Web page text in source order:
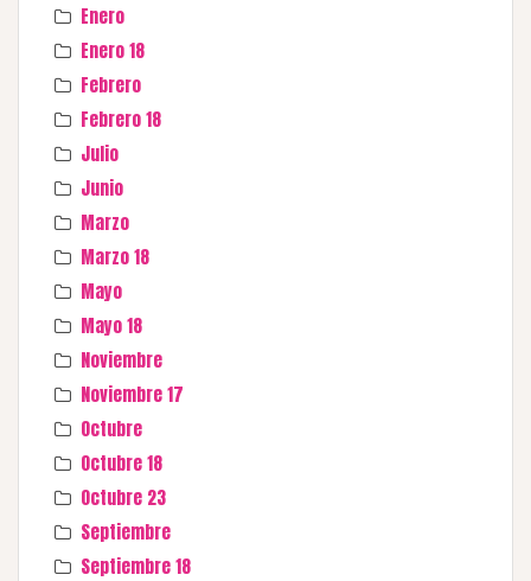
Enero
Enero 18
Febrero
Febrero 18
Julio
Junio
Marzo
Marzo 18
Mayo
Mayo 18
Noviembre
Noviembre 17
Octubre
Octubre 18
Octubre 23
Septiembre
Septiembre 18